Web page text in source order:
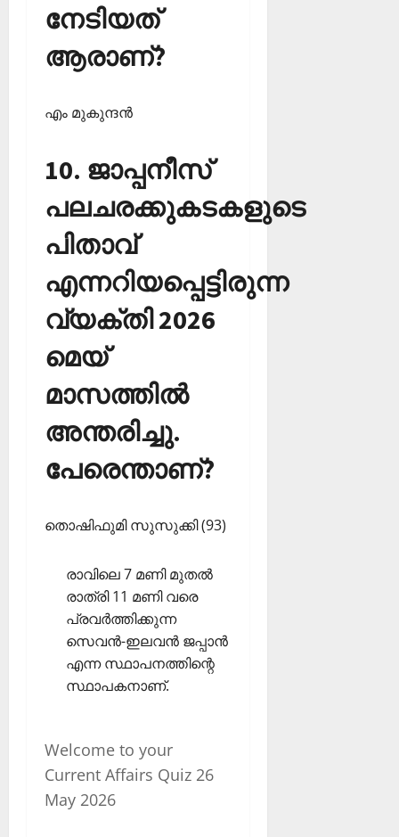
നേടിയത്
ആരാണ്?
എം മുകുന്ദന്‍
10. ജാപ്പനീസ്
പലചരക്കുകടകളുടെ
പിതാവ്
എന്നറിയപ്പെട്ടിരുന്ന
വ്യക്തി 2026
മെയ്
മാസത്തില്‍
അന്തരിച്ചു.
പേരെന്താണ്?
തൊഷിഫുമി സുസുക്കി (93)
രാവിലെ 7 മണി മുതല്‍
രാത്രി 11 മണി വരെ
പ്രവര്‍ത്തിക്കുന്ന
സെവന്‍-ഇലവന്‍ ജപ്പാന്‍
എന്ന സ്ഥാപനത്തിന്റെ
സ്ഥാപകനാണ്.
Welcome to your
Current Affairs Quiz 26
May 2026